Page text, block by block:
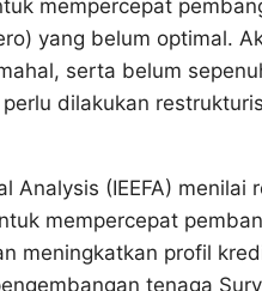
mempercepat
yang belum optimal.
serta belum
dilakukan
Analysis (IEEFA)
mempercepat
meningkatkan profil
tenaga